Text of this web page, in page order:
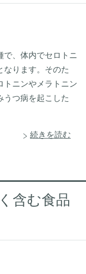
で、体内でセロトニ
なります。そのた
トニンやメラトニン
うつ病を起こした
続きを読む
含む食品